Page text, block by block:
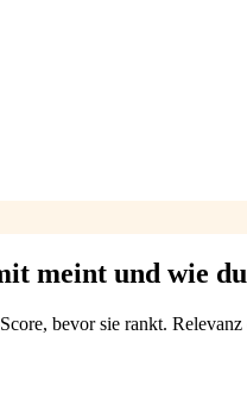
meint und wie du
bevor sie rankt.